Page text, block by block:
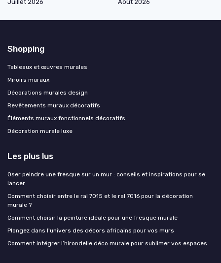
Juillet 2026
Août 2026
Shopping
Tableaux et œuvres murales
Miroirs muraux
Décorations murales design
Revêtements muraux décoratifs
Éléments muraux fonctionnels décoratifs
Décoration murale luxe
Les plus lus
Oser peindre une fresque sur un mur : conseils et inspirations pour se
lancer
Comment choisir entre le ral 7015 et le ral 7016 pour la décoration
murale ?
Comment choisir la peinture idéale pour une fresque murale
Plongez dans l'univers des décors africains pour vos murs
Comment intégrer l’hirondelle déco murale pour sublimer vos espaces